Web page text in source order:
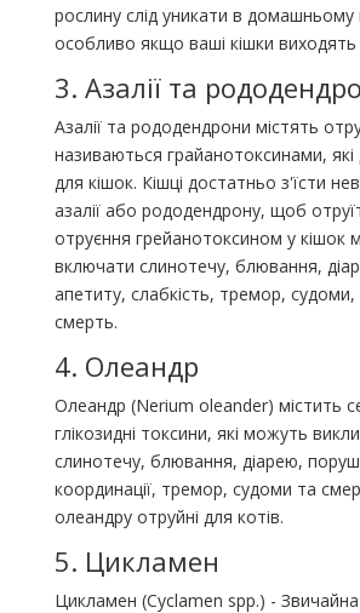
рослину слід уникати в домашньому
особливо якщо ваші кішки
3. Азалії та
Азалії та рододендрони містять
називаються грайанотоксинами, які
для кішок. Кішці достатньо з'їсти
азалії або рододендрону, щоб
отруєння грейанотоксином у кішок
включати слинотечу, блювання,
апетиту, слабкість, тремор, судоми,
смерть.
4. Олеандр
Олеандр (Nerium oleander) містить
глікозидні токсини, які можуть
слинотечу, блювання, діарею,
координації, тремор, судоми та
олеандру отруйні для котів.
5. Цикламен
Цикламен (Cyclamen spp.) - Звичайна